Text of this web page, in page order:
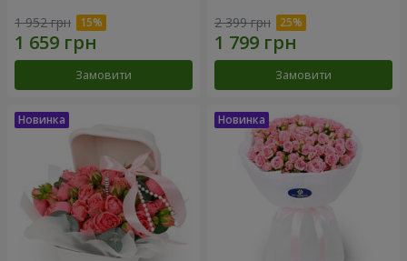
1 952 грн
Замовити
2 399 грн
Замовити